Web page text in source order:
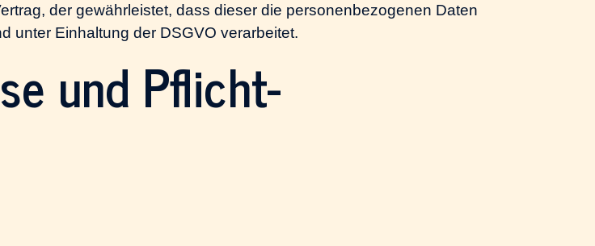
der gewährleistet, dass dieser die personenbezogenen Daten
unter Einhaltung der DSGVO verarbeitet.
und Pflicht­